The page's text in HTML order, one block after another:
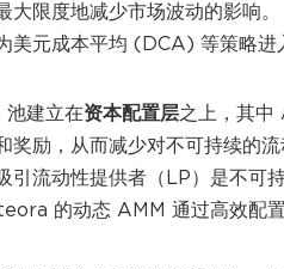
大限度地减少市场波动的影响。
美元成本平均 (DCA) 等策略进
建立在资本配置层之上，其中
奖励，从而减少对不可持续的流
引流动性提供者（LP）是不可
的动态 AMM 通过高效配